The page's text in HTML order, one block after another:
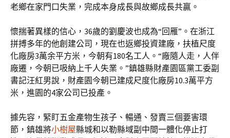
老鄉在家門口失業，完成本身成長與故鄉成長共贏。
懷揣著異樣的信心，36歲的劉慶波也成為“回雁”。在浙江
拼搏多年的他創建公司，現在也返鄉投資建廠，扶植尺度
化廠房3萬余平方米，今朝有180名工人。“廠隨人走，人伴
廠遷，今朝已吸納上千人失業。”鎮雄縣財產園區黨工委副
書記汪紅男說，財產園今朝已建成尺度化廠房10.3萬平方
米，進園的4家公司已投產。
據先容，緊盯五金產物生孩子、暢通、發賣三個要害環
節，鎮雄將小樹屋縣城和以勒縣域副中間一體化停止打